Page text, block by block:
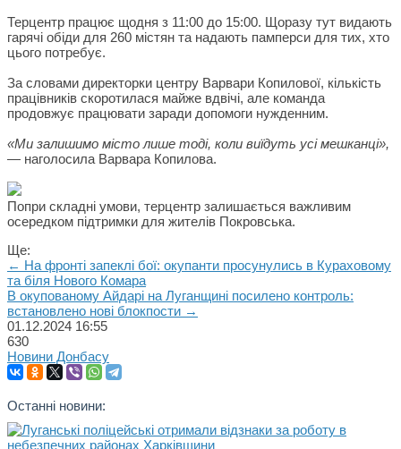
Терцентр працює щодня з 11:00 до 15:00. Щоразу тут видають
гарячі обіди для 260 містян та надають памперси для тих, хто
цього потребує.
За словами директорки центру Варвари Копилової, кількість
працівників скоротилася майже вдвічі, але команда
продовжує працювати заради допомоги нужденним.
«Ми залишимо місто лише тоді, коли виїдуть усі мешканці»,
— наголосила Варвара Копилова.
Попри складні умови, терцентр залишається важливим
осередком підтримки для жителів Покровська.
Ще:
← На фронті запеклі бої: окупанти просунулись в Кураховому
та біля Нового Комара
В окупованому Айдарі на Луганщині посилено контроль:
встановлено нові блокпости →
01.12.2024 16:55
630
Новини Донбасу
Останні новини: